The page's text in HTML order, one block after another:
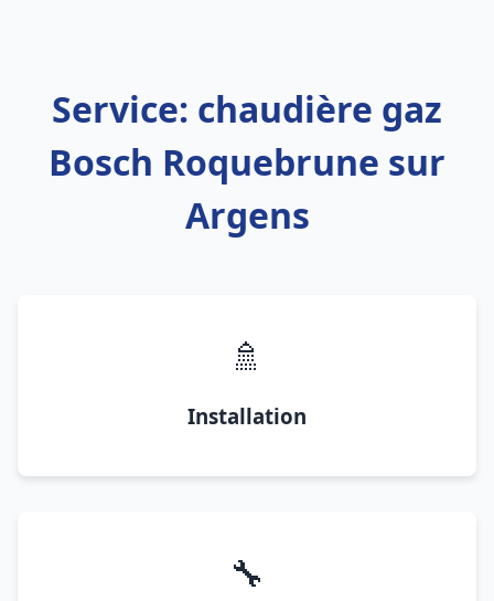
Service: chaudière gaz
Bosch Roquebrune sur
Argens
🚿
Installation
🔧